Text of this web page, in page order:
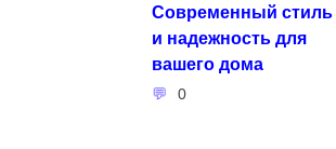
Современный стиль
и надежность для
вашего дома
0